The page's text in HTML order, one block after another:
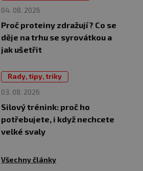
04. 08. 2026
Proč proteiny zdražují? Co se
děje na trhu se syrovátkou a
jak ušetřit
03. 08. 2026
Rady, tipy, triky
Silový trénink: proč ho
potřebujete, i když nechcete
velké svaly
Všechny články